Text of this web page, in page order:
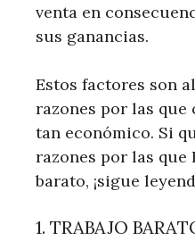
venta en
sus ganancias.
Estos factores son
razones por las que
tan económico. Si
razones por las que
barato, ¡sigue
1. TRABAJO